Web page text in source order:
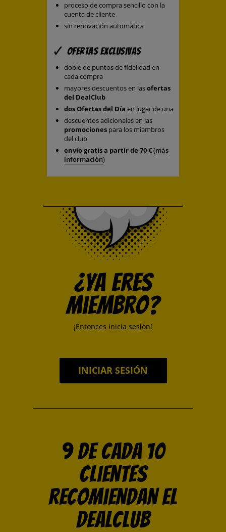
proceso de compra sencillo con la
cuenta de cliente
sin renovación automática
Ofertas exclusivas
doble de puntos de fidelidad en
cada compra
mayores descuentos en lasofertas
del DealClub
dos Ofertas del Día en lugar de una
descuentos adicionales en las
promocionespara los miembros
del club
envío gratis a partir de 70 €(más
información)
¿Ya eres
miembro?
¡Entonces inicia sesión!
INICIAR SESIÓN
9 de cada 10
clientes
recomiendan el
DealClub